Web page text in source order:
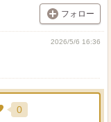
フォロー
2026/5/6 16:36
0